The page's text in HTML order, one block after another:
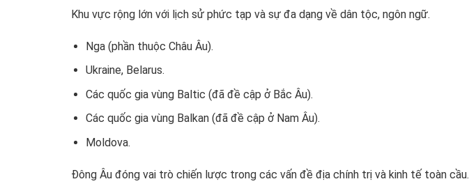
Khu vực rộng lớn với lịch sử phức tạp và sự đa dạng về dân tộc, ngôn ngữ.
Nga (phần thuộc Châu Âu).
Ukraine, Belarus.
Các quốc gia vùng Baltic (đã đề cập ở Bắc Âu).
Các quốc gia vùng Balkan (đã đề cập ở Nam Âu).
Moldova.
Đông Âu đóng vai trò chiến lược trong các vấn đề địa chính trị và kinh tế toàn cầu.